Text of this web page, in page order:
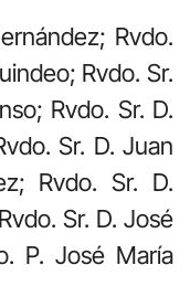
Rvdo.
Rvdo. Sr.
Rvdo. Sr. D.
Sr. D. Juan
Rvdo. Sr. D.
Sr. D. José
P. José María